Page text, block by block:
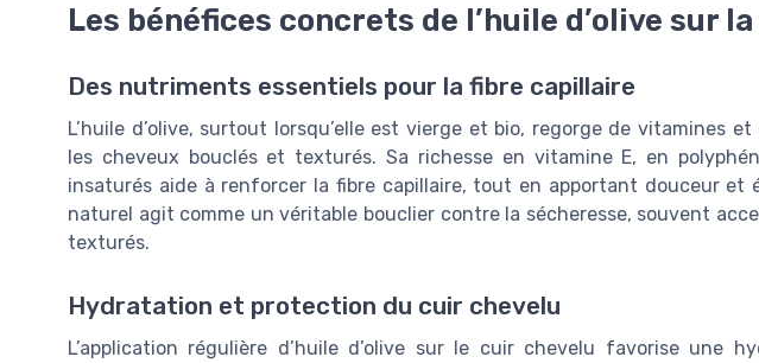
Les bénéfices concrets de l’huile d’olive sur
Des nutriments essentiels pour la fibre capillaire
L’huile d’olive, surtout lorsqu’elle est vierge et bio, regorge de vitamines
les cheveux bouclés et texturés. Sa richesse en vitamine E, en
insaturés aide à renforcer la fibre capillaire, tout en apportant douceur et
naturel agit comme un véritable bouclier contre la sécheresse, souvent
texturés.
Hydratation et protection du cuir chevelu
L’application régulière d’huile d’olive sur le cuir chevelu favorise une